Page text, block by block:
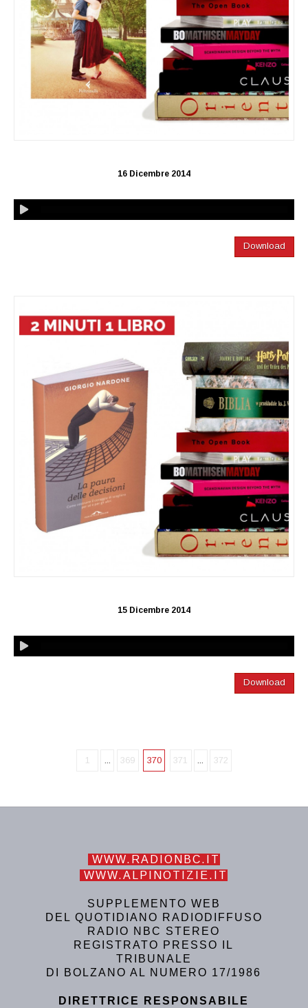
16 Dicembre 2014
Download
15 Dicembre 2014
Download
1 ... 369 370 371 ... 372
WWW.RADIONBC.IT
WWW.ALPINOTIZIE.IT
SUPPLEMENTO WEB
DEL QUOTIDIANO RADIODIFFUSO
RADIO NBC STEREO
REGISTRATO PRESSO IL
TRIBUNALE
DI BOLZANO AL NUMERO 17/1986
DIRETTRICE RESPONSABILE